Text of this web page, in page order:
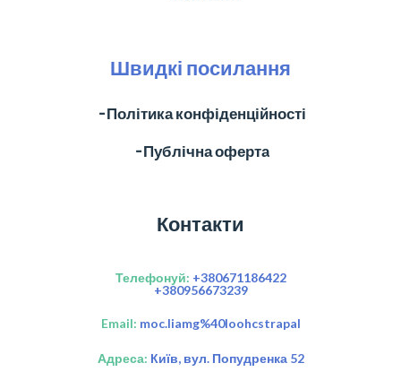
Швидкі посилання
╶ Політика конфіденційності
╶ Публічна оферта
Контакти
Телефонуй: +380671186422
+380956673239
Email: moc.liamg%40loohcstrapal
Адреса: Київ, вул. Попудренка 52